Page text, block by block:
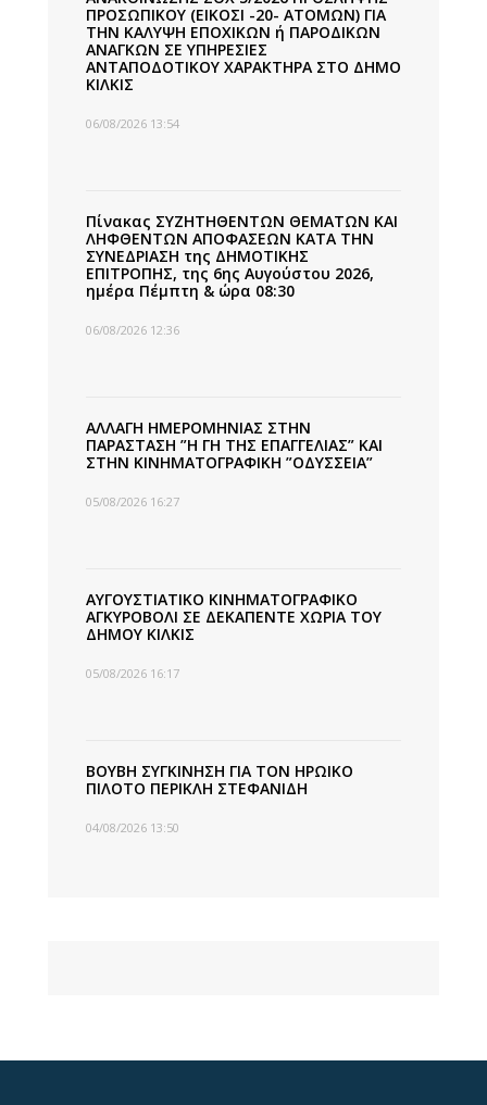
ΠΡΟΣΩΠΙΚΟΥ (ΕΙΚΟΣΙ -20- ΑΤΟΜΩΝ) ΓΙΑ
ΤΗΝ ΚΑΛΥΨΗ ΕΠΟΧΙΚΩΝ ή ΠΑΡΟΔΙΚΩΝ
ΑΝΑΓΚΩΝ ΣΕ ΥΠΗΡΕΣΙΕΣ
ΑΝΤΑΠΟΔΟΤΙΚΟΥ ΧΑΡΑΚΤΗΡΑ ΣΤΟ ΔΗΜΟ
ΚΙΛΚΙΣ
06/08/2026 13:54
Πίνακας ΣΥΖΗΤΗΘΕΝΤΩΝ ΘΕΜΑΤΩΝ ΚΑΙ
ΛΗΦΘΕΝΤΩΝ ΑΠΟΦΑΣΕΩΝ ΚΑΤΑ ΤΗΝ
ΣΥΝΕΔΡΙΑΣΗ της ΔΗΜΟΤΙΚΗΣ
ΕΠΙΤΡΟΠΗΣ, της 6ης Αυγούστου 2026,
ημέρα Πέμπτη & ώρα 08:30
06/08/2026 12:36
ΑΛΛΑΓΗ ΗΜΕΡΟΜΗΝΙΑΣ ΣΤΗΝ
ΠΑΡΑΣΤΑΣΗ ”Η ΓΗ ΤΗΣ ΕΠΑΓΓΕΛΙΑΣ” ΚΑΙ
ΣΤΗΝ ΚΙΝΗΜΑΤΟΓΡΑΦΙΚΗ ”ΟΔΥΣΣΕΙΑ”
05/08/2026 16:27
ΑΥΓΟΥΣΤΙΑΤΙΚΟ ΚΙΝΗΜΑΤΟΓΡΑΦΙΚΟ
ΑΓΚΥΡΟΒΟΛΙ ΣΕ ΔΕΚΑΠΕΝΤΕ ΧΩΡΙΑ ΤΟΥ
ΔΗΜΟΥ ΚΙΛΚΙΣ
05/08/2026 16:17
ΒΟΥΒΗ ΣΥΓΚΙΝΗΣΗ ΓΙΑ ΤΟΝ ΗΡΩΙΚΟ
ΠΙΛΟΤΟ ΠΕΡΙΚΛΗ ΣΤΕΦΑΝΙΔΗ
04/08/2026 13:50